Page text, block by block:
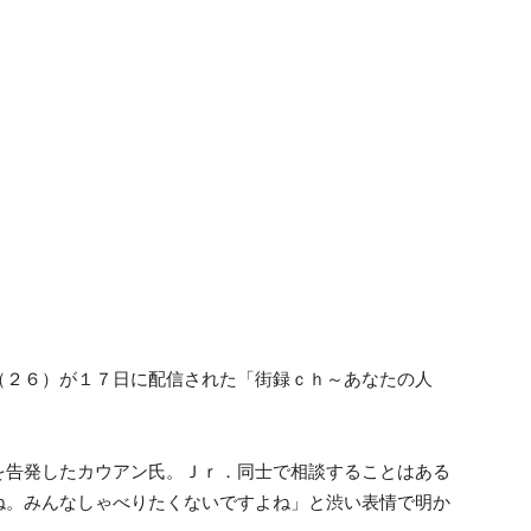
６）が１７日に配信された「街録ｃｈ～あなたの人
発したカウアン氏。Ｊｒ．同士で相談することはある
みんなしゃべりたくないですよね」と渋い表情で明か